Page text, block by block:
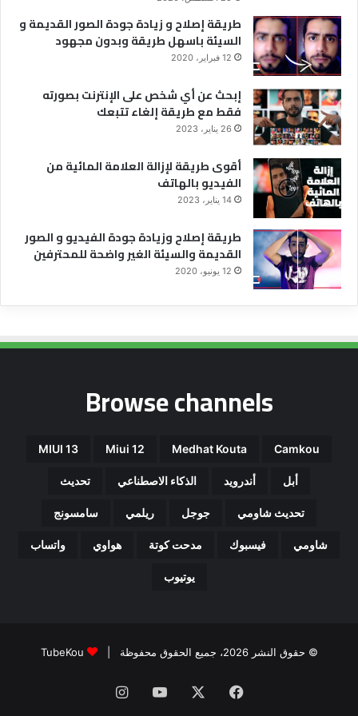
طريقة إصلاح و زيادة جودة الصور القديمة و
السيئة باسهل طريقة وبدون مجهود
12 فبراير، 2020
إبحث عن أي شخص على الإنترنت بصورته
فقط مع طريقة إلغاء تتبعك
26 يناير، 2023
أقوى طريقة لإزالة العلامة المائية من
الفيديو بالهاتف
14 يناير، 2023
طريقة إصلاح وزيادة جودة الفيديو و الصور
القديمة والسيئة الغير واضحة للمحترفين
12 يونيو، 2020
Browse channels
Camkou
Medhat Kouta
Miui 12
MIUI 13
أبل أندرويد الذكاء الاصطناعي تحديث
تحديث شاومي جوجل ريلمي سامسونج
شاومي فيسبوك مدحت كوتة هواوي واتساب
يوتيوب
© حقوق النشر 2026، جميع الحقوق محفوظة | TubeKou
فيسبوك ‫YouTubeانستقرام